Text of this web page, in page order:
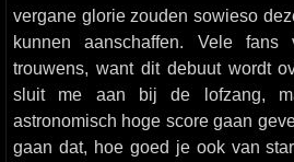
vergane glorie zouden sowieso
kunnen aanschaffen. Vele
trouwens, want dit debuut wordt
sluit me aan bij de lofzang,
astronomisch hoge score gaan
gaan dat, hoe goed je ook van